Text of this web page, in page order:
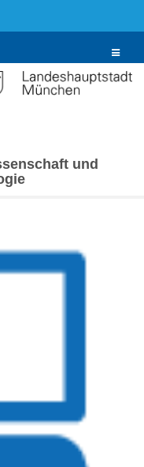
Toggle
und